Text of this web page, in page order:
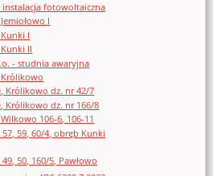
instalacja fotowoltaiczna
I
I
II
- studnia awaryjna
Królikowo dz. nr 42/7
Królikowo dz. nr 166/8
106-6, 106-11
59, 60/4, obręb Kunki
50, 160/5, Pawłowo